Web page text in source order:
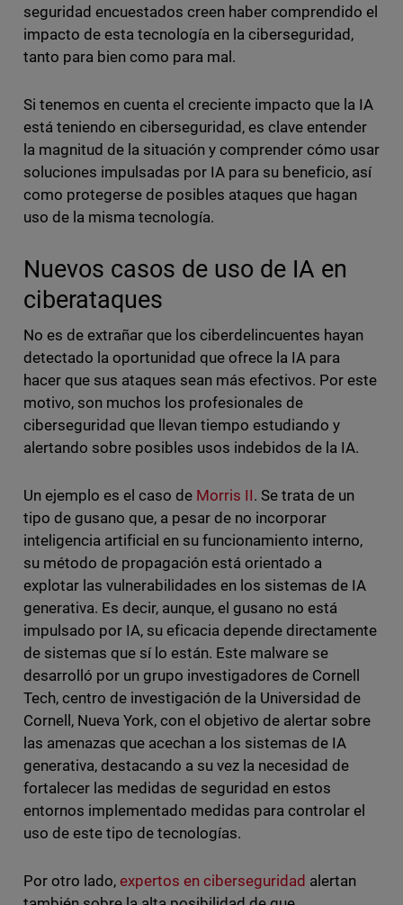
seguridad encuestados creen haber comprendido el
impacto de esta tecnología en la ciberseguridad,
tanto para bien como para mal.
Si tenemos en cuenta el creciente impacto que la IA
está teniendo en ciberseguridad, es clave entender
la magnitud de la situación y comprender cómo usar
soluciones impulsadas por IA para su beneficio, así
como protegerse de posibles ataques que hagan
uso de la misma tecnología.
Nuevos casos de uso de IA en
ciberataques
No es de extrañar que los ciberdelincuentes hayan
detectado la oportunidad que ofrece la IA para
hacer que sus ataques sean más efectivos. Por este
motivo, son muchos los profesionales de
ciberseguridad que llevan tiempo estudiando y
alertando sobre posibles usos indebidos de la IA.
Un ejemplo es el caso de Morris II. Se trata de un
tipo de gusano que, a pesar de no incorporar
inteligencia artificial en su funcionamiento interno,
su método de propagación está orientado a
explotar las vulnerabilidades en los sistemas de IA
generativa. Es decir, aunque, el gusano no está
impulsado por IA, su eficacia depende directamente
de sistemas que sí lo están. Este malware se
desarrolló por un grupo investigadores de Cornell
Tech, centro de investigación de la Universidad de
Cornell, Nueva York, con el objetivo de alertar sobre
las amenazas que acechan a los sistemas de IA
generativa, destacando a su vez la necesidad de
fortalecer las medidas de seguridad en estos
entornos implementado medidas para controlar el
uso de este tipo de tecnologías.
Por otro lado, expertos en ciberseguridad alertan